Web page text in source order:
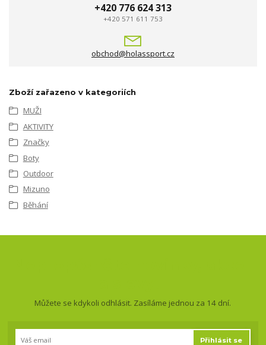
+420 776 624 313
+420 571 611 753
obchod@holassport.cz
Zboží zařazeno v kategoriích
MUŽI
AKTIVITY
Značky
Boty
Outdoor
Mizuno
Běhání
Můžete se kdykoli odhlásit. Zasíláme jednou za 14 dní.
Přihlásit se